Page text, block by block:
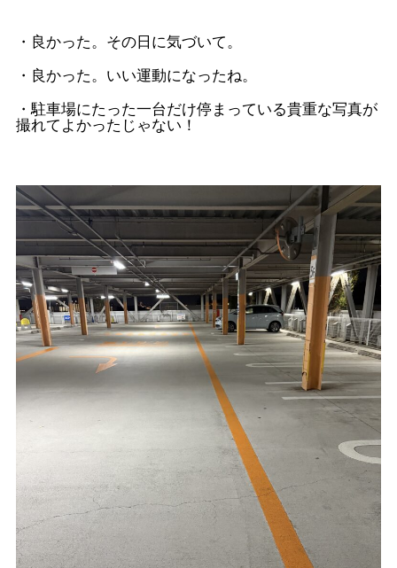
・良かった。その日に気づいて。
・良かった。いい運動になったね。
・駐車場にたった一台だけ停まっている貴重な写真が
撮れてよかったじゃない！